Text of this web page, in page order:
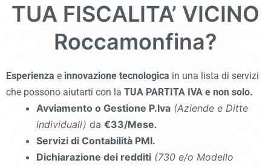
TUA FISCALITA’ VICINO
Roccamonfina?
Esperienza e innovazione tecnologica in una lista di servizi
che possono aiutarti con la TUA PARTITA IVA e non solo.
Avviamento o Gestione P.Iva (Aziende e Ditte
individuali) da €33/Mese.
Servizi di Contabilità PMI.
Dichiarazione dei redditi (730 e/o Modello